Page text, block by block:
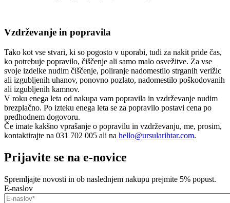
Vzdrževanje in popravila
Tako kot vse stvari, ki so pogosto v uporabi, tudi za nakit pride čas,
ko potrebuje popravilo, čiščenje ali samo malo osvežitve. Za vse
svoje izdelke nudim čiščenje, poliranje nadomestilo strganih verižic
ali izgubljenih uhanov, ponovno pozlato, nadomestilo poškodovanih
ali izgubljenih kamnov.
V roku enega leta od nakupa vam popravila in vzdrževanje nudim
brezplačno. Po izteku enega leta se za popravilo postavi cena po
predhodnem dogovoru.
Če imate kakšno vprašanje o popravilu in vzdrževanju, me, prosim,
kontaktirajte na 031 702 005 ali na hello@ursularihtar.com.
Prijavite se na e-novice
Spremljajte novosti in ob naslednjem nakupu prejmite 5% popust.
E-naslov